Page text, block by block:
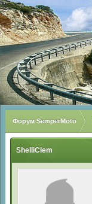
Форум SemperMoto
ShelliClem